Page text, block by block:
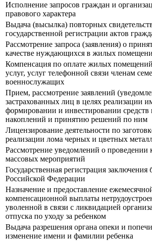
Исполнение запросов граждан и
правового характера
Выдача (высылка) повторных
государственной регистрации актов
Рассмотрение запроса (заявления) о
качестве нуждающихся в жилых
Компенсация по оплате жилых
услуг, услуг телефонной связи членам
военнослужащих
Прием, рассмотрение заявлений
застрахованных лиц в целях реализации
формировании и инвестировании
накоплений и принятию решений по ним
Лицензирование деятельности по
реализации лома черных и цветных
Рассмотрение уведомлений о проведении
массовых мероприятий
Государственная регистрация заключения
Российской Федерации
Назначение и предоставление
компенсационной выплаты
уволенной в связи с ликвидацией
отпуска по уходу за ребенком
Выдача разрешения органа опеки и
изменение имени и фамилии ребенка